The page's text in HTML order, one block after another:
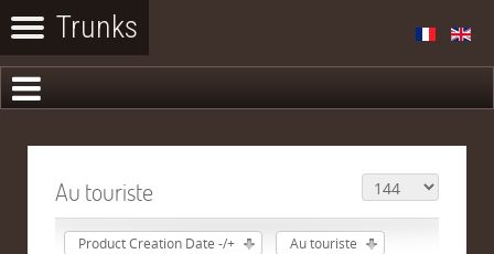
Au touriste
Product Creation Date -/+ Au touriste